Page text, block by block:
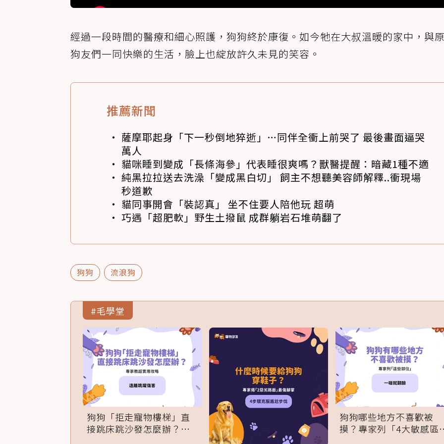
經過一段時間的醫療和細心照護，狗狗終於康復。如今牠在大叔溫暖的家中，與
狗友們一同快樂的生活，臉上也綻放許久未見的笑容。
推薦新聞
薩摩耶起身「下一秒倒地猝逝」…同伴全衝上前哭了 最後畫面逼哭
萬人
貓咪睡到變成「長條海參」代表睡很爽嗎？獸醫提醒：暗藏1種不適
純黑拉拉送去洗澡「變成黑白切」 飼主不想聽美容師解釋..衝現場
秒道歉
貓同事開會「裝認真」 坐不住要人陪他玩 超萌
巧遇「超肥軟」野生土撥鼠 成群躺岩石堆萌翻了
狗狗 流浪狗
#毛學堂
狗狗「拒走寵物樓梯」直
接跳床跳沙發怎麼辦？專
狗狗哪些地方不喜歡被
摸？專家列「4大敏感區